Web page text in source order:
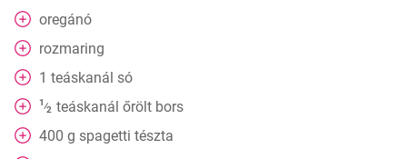
oregánó
rozmaring
1 teáskanál só
1⁄2 teáskanál őrölt bors
400 g spagetti tészta